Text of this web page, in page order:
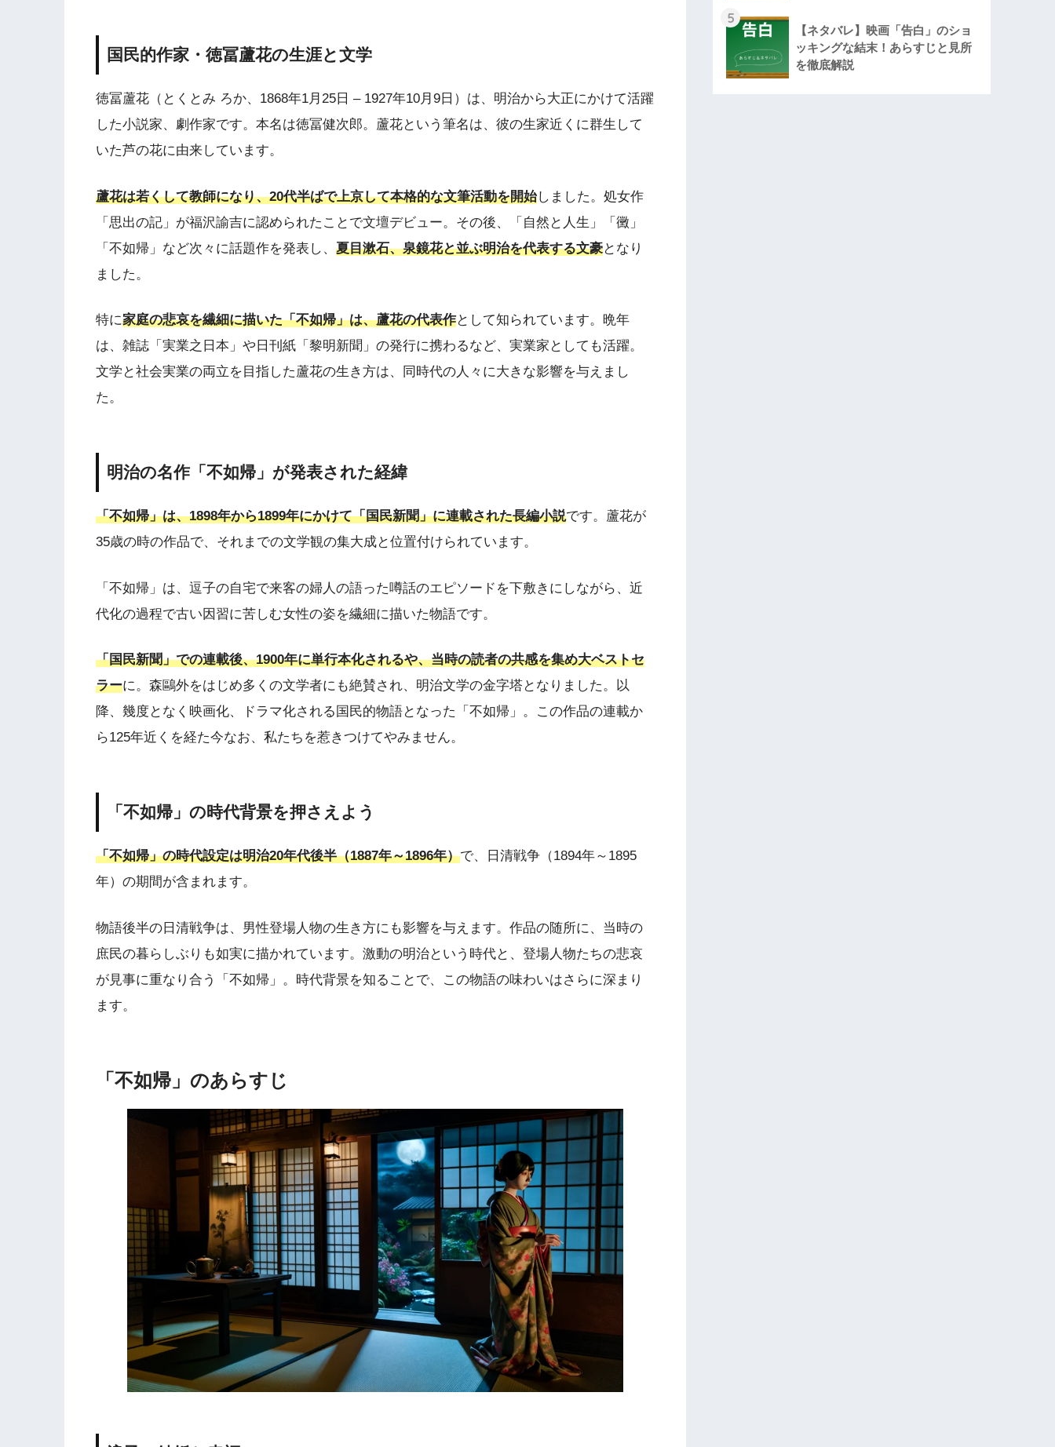
国民的作家・徳冨蘆花の生涯と文学
徳冨蘆花（とくとみ ろか、1868年1月25日 – 1927年10月9日）は、明治から大正にかけて活躍
した小説家、劇作家です。本名は徳冨健次郎。蘆花という筆名は、彼の生家近くに群生して
いた芦の花に由来しています。
蘆花は若くして教師になり、20代半ばで上京して本格的な文筆活動を開始しました。処女作
「思出の記」が福沢諭吉に認められたことで文壇デビュー。その後、「自然と人生」「黴」
「不如帰」など次々に話題作を発表し、 夏目漱石、泉鏡花と並ぶ明治を代表する文豪となり
ました。
特に家庭の悲哀を繊細に描いた「不如帰」は、蘆花の代表作として知られています。晩年
は、雑誌「実業之日本」や日刊紙「黎明新聞」の発行に携わるなど、実業家としても活躍。
文学と社会実業の両立を目指した蘆花の生き方は、同時代の人々に大きな影響を与えまし
た。
明治の名作「不如帰」が発表された経緯
「不如帰」は、1898年から1899年にかけて「国民新聞」に連載された長編小説です。蘆花が
35歳の時の作品で、それまでの文学観の集大成と位置付けられています。
「不如帰」は、逗子の自宅で来客の婦人の語った噂話のエピソードを下敷きにしながら、近
代化の過程で古い因習に苦しむ女性の姿を繊細に描いた物語です。
「国民新聞」での連載後、1900年に単行本化されるや、当時の読者の共感を集め大ベストセ
ラーに。森鷗外をはじめ多くの文学者にも絶賛され、明治文学の金字塔となりました。以
降、幾度となく映画化、ドラマ化される国民的物語となった「不如帰」。この作品の連載か
ら125年近くを経た今なお、私たちを惹きつけてやみません。
「不如帰」の時代背景を押さえよう
「不如帰」の時代設定は明治20年代後半（1887年～1896年）で、日清戦争（1894年～1895
年）の期間が含まれます。
物語後半の日清戦争は、男性登場人物の生き方にも影響を与えます。作品の随所に、当時の
庶民の暮らしぶりも如実に描かれています。激動の明治という時代と、登場人物たちの悲哀
が見事に重なり合う「不如帰」。時代背景を知ることで、この物語の味わいはさらに深まり
ます。
「不如帰」のあらすじ
5
【ネタバレ】映画「告白」のショ
ッキングな結末！あらすじと見所
を徹底解説